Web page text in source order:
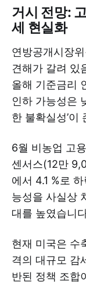
거시 전망:
세 현실화
연방공개시장
견해가 갈려 있
올해 기준금리
인하 가능성은
한 불확실성’이
6월 비농업 고
센서스(12만
에서 4.1 %로
능성을 사실상
대를 높였습니
현재 미국은 수
격의 대규모 감
반된 정책 조합